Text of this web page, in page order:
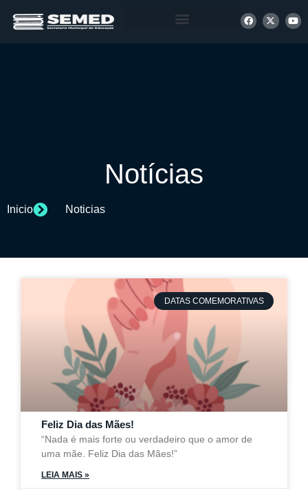
Notícias
Inicio Noticias
DATAS COMEMORATIVAS
Feliz Dia das Mães!
“Nada é mais forte ou verdadeiro que o amor de
uma mãe. Feliz Dia das Mães!”
LEIA MAIS »